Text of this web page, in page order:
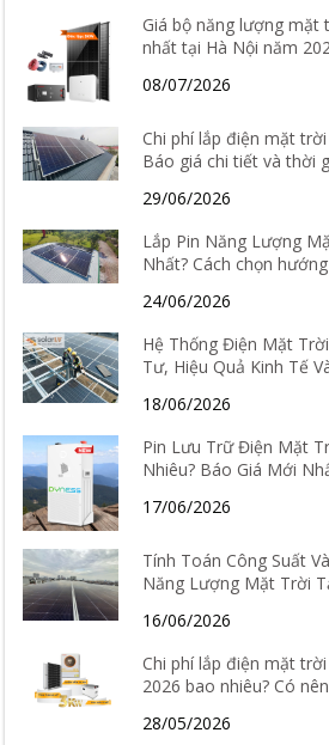
Giá bộ năng lượng mặt
nhất tại Hà Nội năm
08/07/2026
Chi phí lắp điện mặt
Báo giá chi tiết và thời
29/06/2026
Lắp Pin Năng Lượng
Nhất? Cách chọn
24/06/2026
Hệ Thống Điện Mặt
Tư, Hiệu Quả Kinh Tế
18/06/2026
Pin Lưu Trữ Điện Mặt
Nhiêu? Báo Giá Mới
17/06/2026
Tính Toán Công Suất
Năng Lượng Mặt Trời
16/06/2026
Chi phí lắp điện mặt
2026 bao nhiêu? Có
28/05/2026